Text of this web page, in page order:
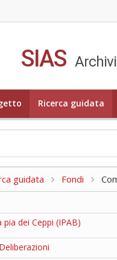
SIAS
Ricerca guidata
guidata Fondi
pia dei Ceppi (IPAB)
Deliberazioni